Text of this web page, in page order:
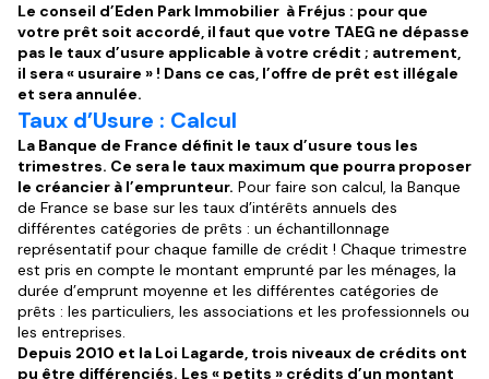
Le conseil d’Eden Park Immobilier à Fréjus : pour que
votre prêt soit accordé, il faut que votre TAEG ne dépasse
pas le taux d’usure applicable à votre crédit ; autrement,
il sera « usuraire » ! Dans ce cas, l’offre de prêt est illégale
et sera annulée.
Taux d’Usure : Calcul
La Banque de France définit le taux d’usure tous les
trimestres. Ce sera le taux maximum que pourra proposer
le créancier à l’emprunteur. Pour faire son calcul, la Banque
de France se base sur les taux d’intérêts annuels des
différentes catégories de prêts : un échantillonnage
représentatif pour chaque famille de crédit ! Chaque trimestre
est pris en compte le montant emprunté par les ménages, la
durée d’emprunt moyenne et les différentes catégories de
prêts : les particuliers, les associations et les professionnels ou
les entreprises.
Depuis 2010 et la Loi Lagarde, trois niveaux de crédits ont
pu être différenciés. Les « petits » crédits d’un montant